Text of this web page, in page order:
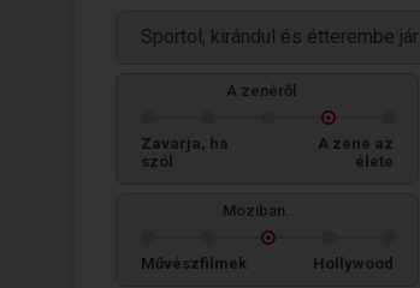
Sportol, kirándul és étterembe jár
A zenéről
Zavarja, ha
szól
A zene az
élete
Moziban...
Művészfilmek Hollywood